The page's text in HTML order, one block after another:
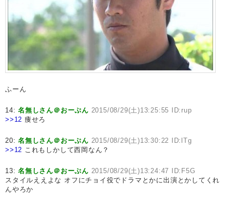
ふーん
14:名無しさん＠おーぷん 2015/08/29(土)13:25:55 ID:rup
>>12 痩せろ
20:名無しさん＠おーぷん 2015/08/29(土)13:30:22 ID:lTg
>>12 これもしかして西岡なん？
13:名無しさん＠おーぷん 2015/08/29(土)13:24:47 ID:F5G
スタイルええよな オフにチョイ役でドラマとかに出演とかしてくれ
んやろか